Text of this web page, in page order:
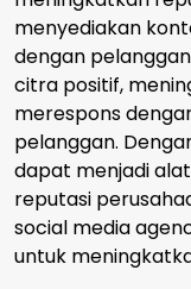
menyediakan
dengan
citra positif,
merespons
pelanggan.
dapat menjadi
reputasi
social media
untuk